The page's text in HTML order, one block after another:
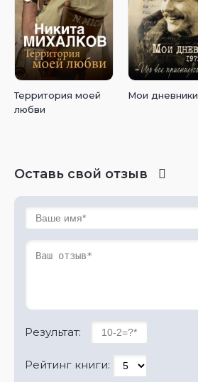
Территория моей
любви
Мои дневники
Оставь свой отзыв
Результат:
Рейтинг книги: